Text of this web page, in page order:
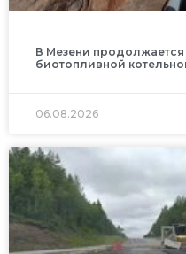
В Мезени продолжается
биотопливной
06.08.2026